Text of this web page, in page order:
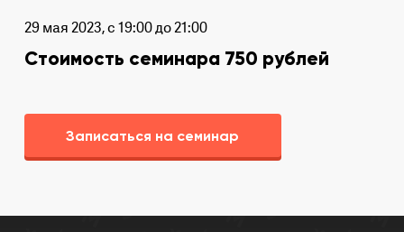
29 мая 2023, с 19:00 до 21:00
Стоимость семинара 750 рублей
Записаться на семинар